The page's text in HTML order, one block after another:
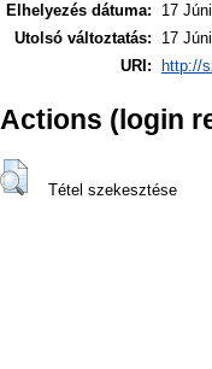
Elhelyezés dátuma:
17
Utolsó változtatás:
17
URI:
http://
Actions (login
Tétel szekesztése